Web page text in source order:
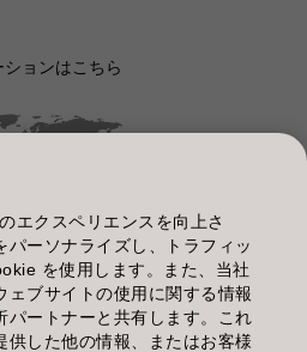
ションはこちら
管理情報
利用規約
情報保護指針
エクスペリエンスを向上さ
パーソナライズし、トラフィッ
を使用します。また、当社
ェブサイトの使用に関する情報
パートナーと共有します。これ
供した他の情報、またはお客様